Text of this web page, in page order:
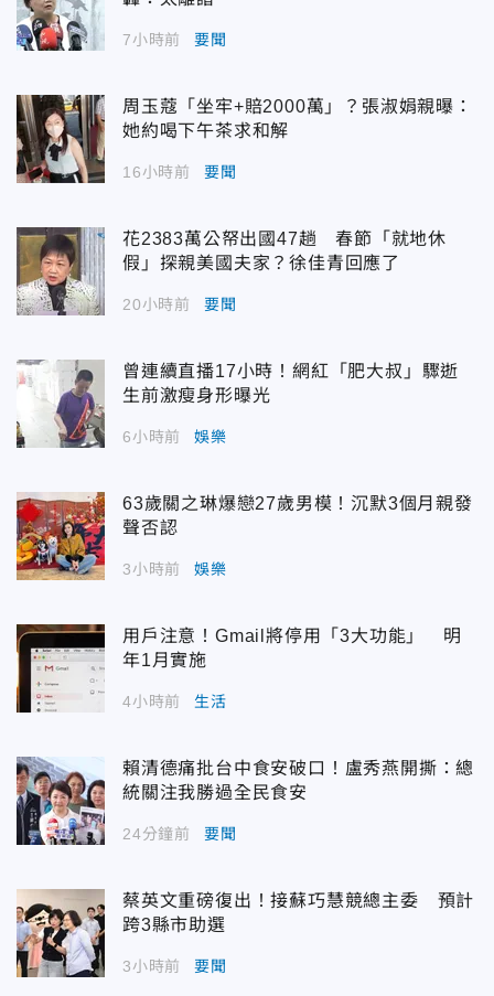
7小時前 要聞
周玉蔻「坐牢+賠2000萬」？張淑娟親曝：
她約喝下午茶求和解
16小時前 要聞
花2383萬公帑出國47趟 春節「就地休
假」探親美國夫家？徐佳青回應了
20小時前 要聞
曾連續直播17小時！網紅「肥大叔」驟逝
生前激瘦身形曝光
6小時前 娛樂
63歲關之琳爆戀27歲男模！沉默3個月親發
聲否認
3小時前 娛樂
用戶注意！Gmail將停用「3大功能」 明
年1月實施
4小時前 生活
賴清德痛批台中食安破口！盧秀燕開撕：總
統關注我勝過全民食安
24分鐘前 要聞
蔡英文重磅復出！接蘇巧慧競總主委 預計
跨3縣市助選
3小時前 要聞